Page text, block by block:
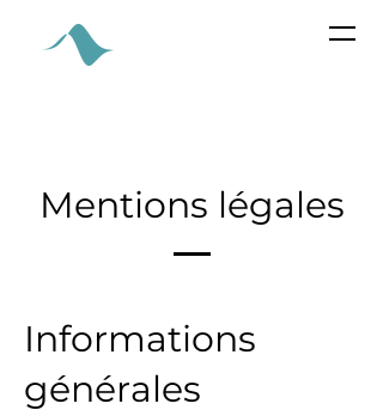
Mentions légales
Informations
générales